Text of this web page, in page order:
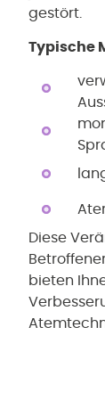
gestört.
Typische
Diese
bieten